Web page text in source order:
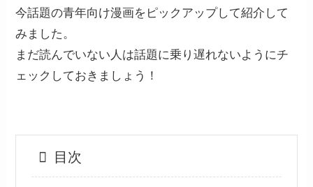
今話題の青年向け漫画をピックアップして紹介して
みました。
まだ読んでいない人は話題に乗り遅れないようにチ
ェックしておきましょう！
目次